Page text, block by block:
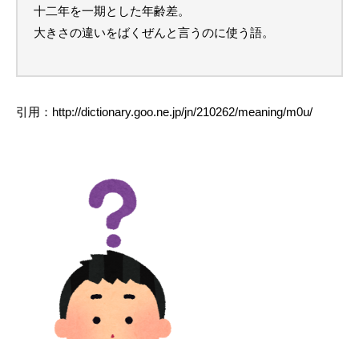
十二年を一期とした年齢差。
大きさの違いをばくぜんと言うのに使う語。
引用：http://dictionary.goo.ne.jp/jn/210262/meaning/m0u/